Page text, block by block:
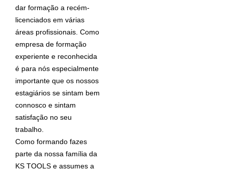
dar formação a recém-
licenciados em várias
áreas profissionais. Como
empresa de formação
experiente e reconhecida
é para nós especialmente
importante que os nossos
estagiários se sintam bem
connosco e sintam
satisfação no seu
trabalho.
Como formando fazes
parte da nossa família da
KS TOOLS e assumes a